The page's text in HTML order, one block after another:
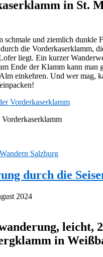
in St.
schmale und ziemlich dunkle
die Vorderkaserklamm,
liegt. Ein kurzer
Ende der Klamm kann man
einkehren. Und wer mag,
Wandern Salzburg
durch die
2024
leicht,
in